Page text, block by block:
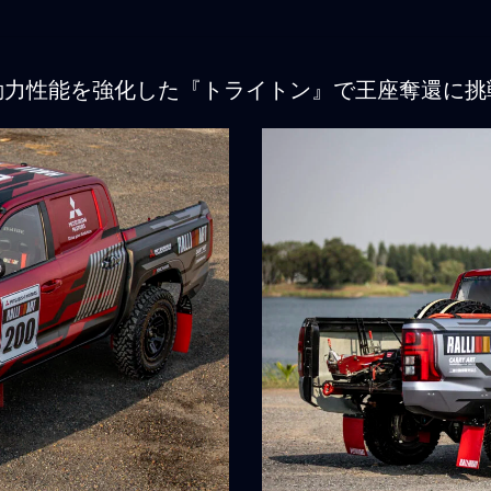
性能を強化した『トライトン』で王座奪還に